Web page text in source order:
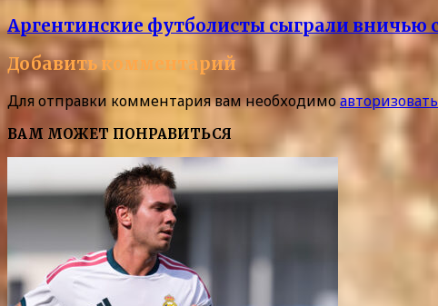
Аргентинские футболисты сыграли вничью
Добавить комментарий
Для отправки комментария вам необходимо
ВАМ МОЖЕТ ПОНРАВИТЬСЯ